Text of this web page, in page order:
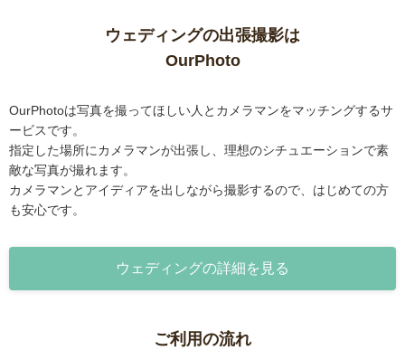
ウェディングの出張撮影は
OurPhoto
OurPhotoは写真を撮ってほしい人とカメラマンをマッチングするサ
ービスです。
指定した場所にカメラマンが出張し、理想のシチュエーションで素
敵な写真が撮れます。
カメラマンとアイディアを出しながら撮影するので、はじめての方
も安心です。
ウェディングの詳細を見る
ご利用の流れ